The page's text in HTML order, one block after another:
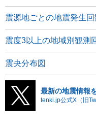
震源地ごとの地震発生回
震度3以上の地域別観測
震央分布図
最新の地震情報
tenki.jp公式X（旧